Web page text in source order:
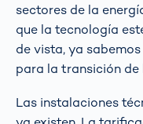
sectores de la
que la tecnología
de vista, ya
para la transición de
Las instalaciones